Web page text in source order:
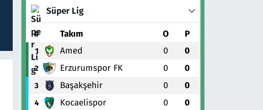
Süper Lig
# Takım O P
1 Amed 0 0
2 Erzurumspor FK 0 0
3 Başakşehir 0 0
4 Kocaelispor 0 0